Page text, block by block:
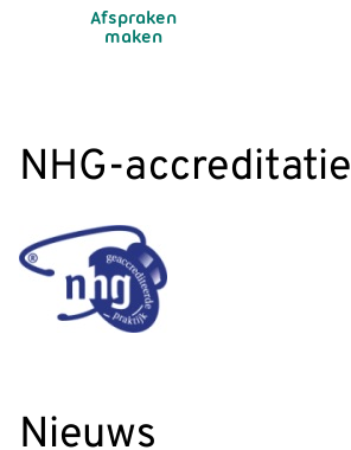
Afspraken
maken
NHG-accreditatie
Nieuws